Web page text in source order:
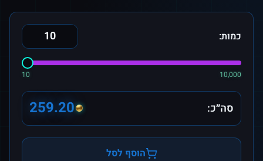
כמות:
10 10,000
סה״כ: 259.20
הוסף לסל